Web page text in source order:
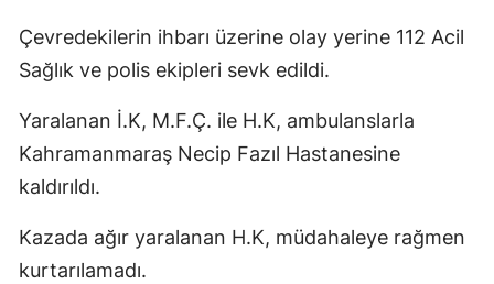
Çevredekilerin ihbarı üzerine olay yerine 112 Acil
Sağlık ve polis ekipleri sevk edildi.
Yaralanan İ.K, M.F.Ç. ile H.K, ambulanslarla
Kahramanmaraş Necip Fazıl Hastanesine
kaldırıldı.
Kazada ağır yaralanan H.K, müdahaleye rağmen
kurtarılamadı.